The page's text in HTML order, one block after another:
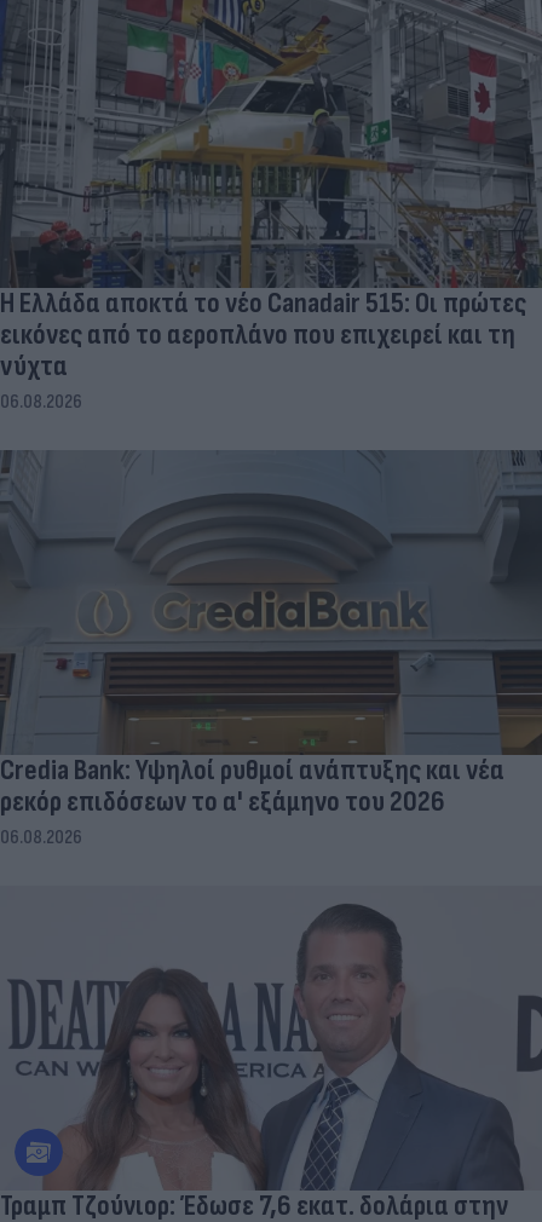
Η Ελλάδα αποκτά το νέο Canadair 515: Οι πρώτες
εικόνες από το αεροπλάνο που επιχειρεί και τη
νύχτα
06.08.2026
Credia Bank: Υψηλοί ρυθμοί ανάπτυξης και νέα
ρεκόρ επιδόσεων το α' εξάμηνο του 2026
06.08.2026
Τραμπ Τζούνιορ: Έδωσε 7,6 εκατ. δολάρια στην